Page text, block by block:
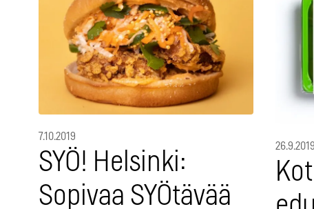
7.10.2019
SYÖ! Helsinki:
Sopivaa SYÖtävää
26.9.2019